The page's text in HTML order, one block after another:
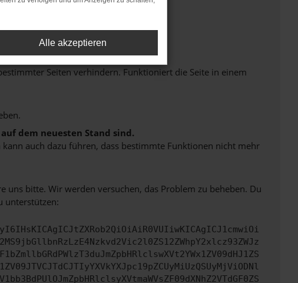
Seiten verhindern. Funktioniert die Seite in einem
dem neuesten Stand sind.
auch dazu führen, dass bestimmte Funktionen nicht mehr
bitte. Wir werden versuchen, das Problem zu beheben. Du
unterstützen:
Alle akzeptieren